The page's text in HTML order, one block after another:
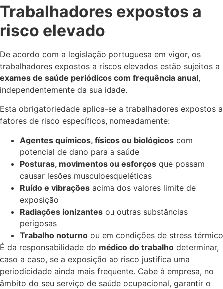
Trabalhadores expostos a
risco elevado
De acordo com a legislação portuguesa em vigor, os
trabalhadores expostos a riscos elevados estão sujeitos a
exames de saúde periódicos com frequência anual,
independentemente da sua idade.
Esta obrigatoriedade aplica-se a trabalhadores expostos a
fatores de risco específicos, nomeadamente:
Agentes químicos, físicos ou biológicos com
potencial de dano para a saúde
Posturas, movimentos ou esforços que possam
causar lesões musculoesqueléticas
Ruído e vibrações acima dos valores limite de
exposição
Radiações ionizantes ou outras substâncias
perigosas
Trabalho noturno ou em condições de stress térmico
É da responsabilidade do médico do trabalho determinar,
caso a caso, se a exposição ao risco justifica uma
periodicidade ainda mais frequente. Cabe à empresa, no
âmbito do seu serviço de saúde ocupacional, garantir o